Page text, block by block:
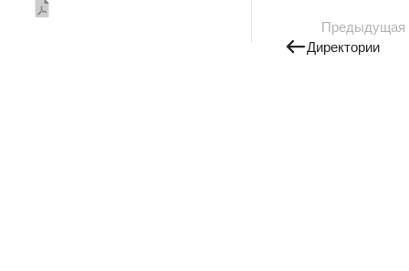
Предыдущая
Директории